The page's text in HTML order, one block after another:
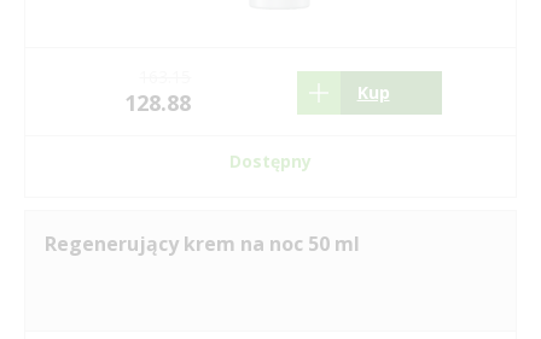
128.88 Kup
Dostępny
Regenerujący krem na noc 50 ml